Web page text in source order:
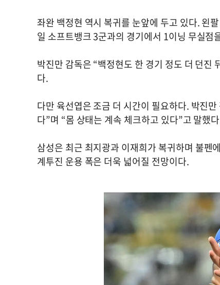
좌완 백정현 역시 복귀를 눈앞에 두고 있다. 왼
일 소프트뱅크 3군과의 경기에서 1이닝 무실점
박진만 감독은 “백정현도 한 경기 정도 더 던진
다.
다만 육선엽은 조금 더 시간이 필요하다. 박진
다”며 “몸 상태는 계속 체크하고 있다”고 말했
삼성은 최근 최지광과 이재희가 복귀하며 불펜
계투진 운용 폭은 더욱 넓어질 전망이다.